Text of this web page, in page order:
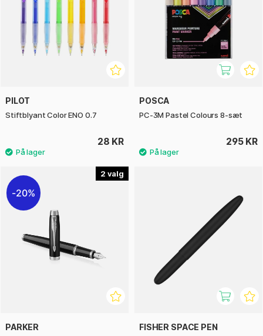
PILOT
Stiftblyant Color ENO 0.7
28 KR
POSCA
PC-3M Pastel Colours 8-sæt
295 KR
2
20%
PARKER FISHER SPACE PEN